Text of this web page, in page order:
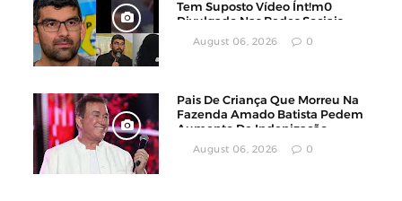
Tem Suposto Vídeo Ínt!m0
Divulgado Nas Redes Sociais
August 06, 2026 0
Pais De Criança Que Morreu Na
Fazenda Amado Batista Pedem
Aumento De Indenização
August 06, 2026 0